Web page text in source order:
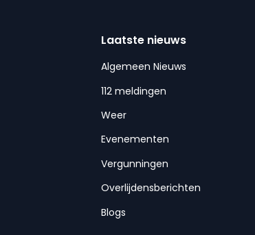
Laatste nieuws
Algemeen Nieuws
112 meldingen
Weer
Evenementen
Vergunningen
Overlijdensberichten
Blogs